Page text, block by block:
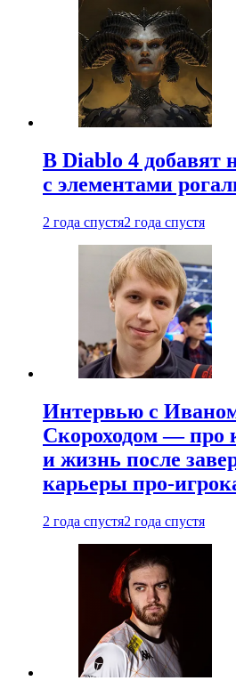
В Diablo 4 добавят
с элементами
2 года спустя2 года спустя
Интервью с
Скороходом — про
и жизнь после
карьеры про-
2 года спустя2 года спустя